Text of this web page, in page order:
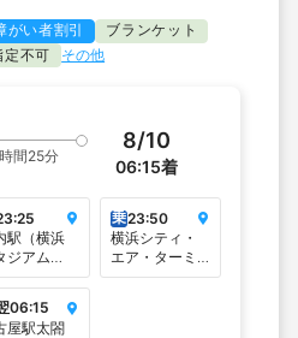
がい者割引
ブランケット
定不可 その他
間25分
8/10
06:15着
駅（横浜
ジアム
乗23:50
横浜シティ・
エア・ターミ
ナル
06:15
屋駅太閤